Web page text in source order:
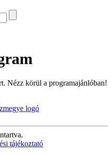
Nézz körül a programajánlóban!
tájékoztató